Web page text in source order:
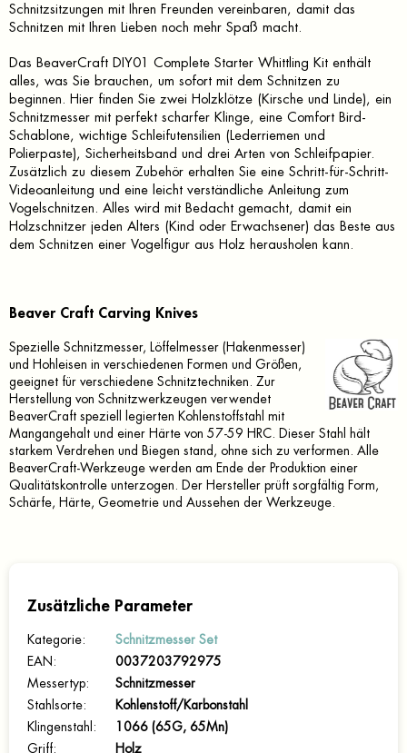
Schnitzsitzungen mit Ihren Freunden vereinbaren, damit das
Schnitzen mit Ihren Lieben noch mehr Spaß macht.
Das BeaverCraft DIY01 Complete Starter Whittling Kit enthält
alles, was Sie brauchen, um sofort mit dem Schnitzen zu
beginnen. Hier finden Sie zwei Holzklötze (Kirsche und Linde), ein
Schnitzmesser mit perfekt scharfer Klinge, eine Comfort Bird-
Schablone, wichtige Schleifutensilien (Lederriemen und
Polierpaste), Sicherheitsband und drei Arten von Schleifpapier.
Zusätzlich zu diesem Zubehör erhalten Sie eine Schritt-für-Schritt-
Videoanleitung und eine leicht verständliche Anleitung zum
Vogelschnitzen. Alles wird mit Bedacht gemacht, damit ein
Holzschnitzer jeden Alters (Kind oder Erwachsener) das Beste aus
dem Schnitzen einer Vogelfigur aus Holz herausholen kann.
Beaver Craft Carving Knives
Spezielle Schnitzmesser, Löffelmesser (Hakenmesser)
und Hohleisen in verschiedenen Formen und Größen,
geeignet für verschiedene Schnitztechniken. Zur
Herstellung von Schnitzwerkzeugen verwendet
BeaverCraft speziell legierten Kohlenstoffstahl mit
Mangangehalt und einer Härte von 57-59 HRC. Dieser Stahl hält
starkem Verdrehen und Biegen stand, ohne sich zu verformen. Alle
BeaverCraft-Werkzeuge werden am Ende der Produktion einer
Qualitätskontrolle unterzogen. Der Hersteller prüft sorgfältig Form,
Schärfe, Härte, Geometrie und Aussehen der Werkzeuge.
Zusätzliche Parameter
Kategorie:
Schnitzmesser Set
EAN :
0037203792975
Messertyp:
Schnitzmesser
Stahlsorte:
Kohlenstoff/Karbonstahl
Klingenstahl :
1066 (65G, 65Mn)
Griff: Holz